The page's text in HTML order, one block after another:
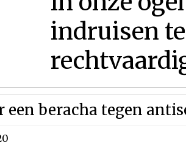
indruisen
een beracha tegen